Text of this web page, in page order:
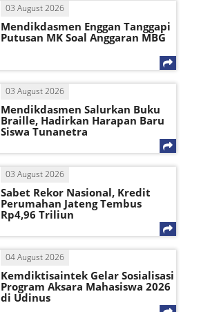
03 August 2026
Mendikdasmen Enggan Tanggapi
Putusan MK Soal Anggaran MBG
03 August 2026
Mendikdasmen Salurkan Buku
Braille, Hadirkan Harapan Baru
Siswa Tunanetra
03 August 2026
Sabet Rekor Nasional, Kredit
Perumahan Jateng Tembus
Rp4,96 Triliun
04 August 2026
Kemdiktisaintek Gelar Sosialisasi
Program Aksara Mahasiswa 2026
di Udinus